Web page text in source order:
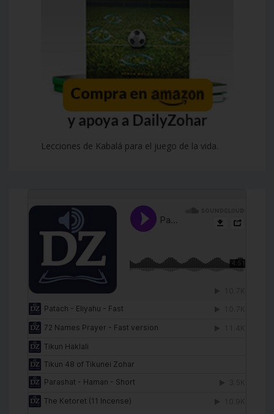
Lecciones de Kabalá para el juego de la vida.